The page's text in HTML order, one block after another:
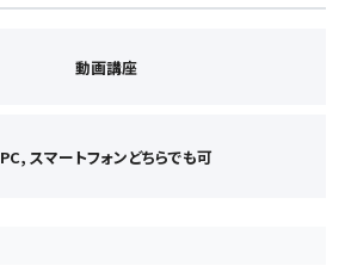
動画講座
PC, スマートフォンどちらでも可